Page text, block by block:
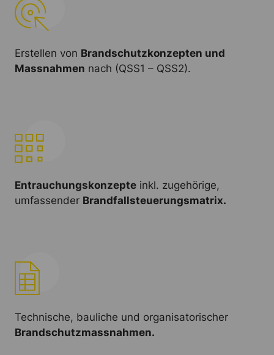
Erstellen von Brandschutzkonzepten und
Massnahmen nach (QSS1 – QSS2).
Entrauchungskonzepte inkl. zugehörige,
umfassender Brandfallsteuerungsmatrix.
Technische, bauliche und organisatorischer
Brandschutzmassnahmen.